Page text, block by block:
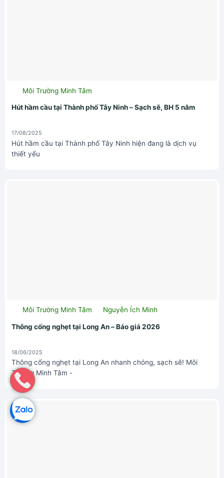
Môi Trường Minh Tâm
Hút hầm cầu tại Thành phố Tây Ninh – Sạch sẽ, BH 5 năm
17/08/2025
Hút hầm cầu tại Thành phố Tây Ninh hiện đang là dịch vụ
thiết yếu
Môi Trường Minh Tâm Nguyễn Ích Minh
Thông cống nghẹt tại Long An – Báo giá 2026
18/06/2025
Thông cống nghẹt tại Long An nhanh chóng, sạch sẽ! Môi
Trường Minh Tâm -